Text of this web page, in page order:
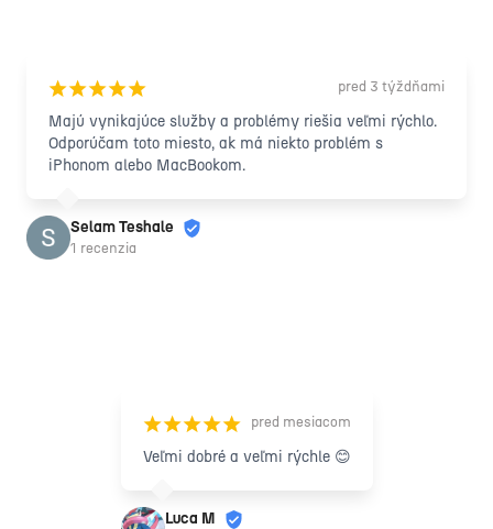
¡¡¡¡¡ pred 3 týždňami
Majú vynikajúce služby a problémy riešia veľmi rýchlo.
Odporúčam toto miesto, ak má niekto problém s
iPhonom alebo MacBookom.
Selam Teshale
1 recenzia
¡¡¡¡¡ pred mesiacom
Veľmi dobré a veľmi rýchle 😊
Luca M